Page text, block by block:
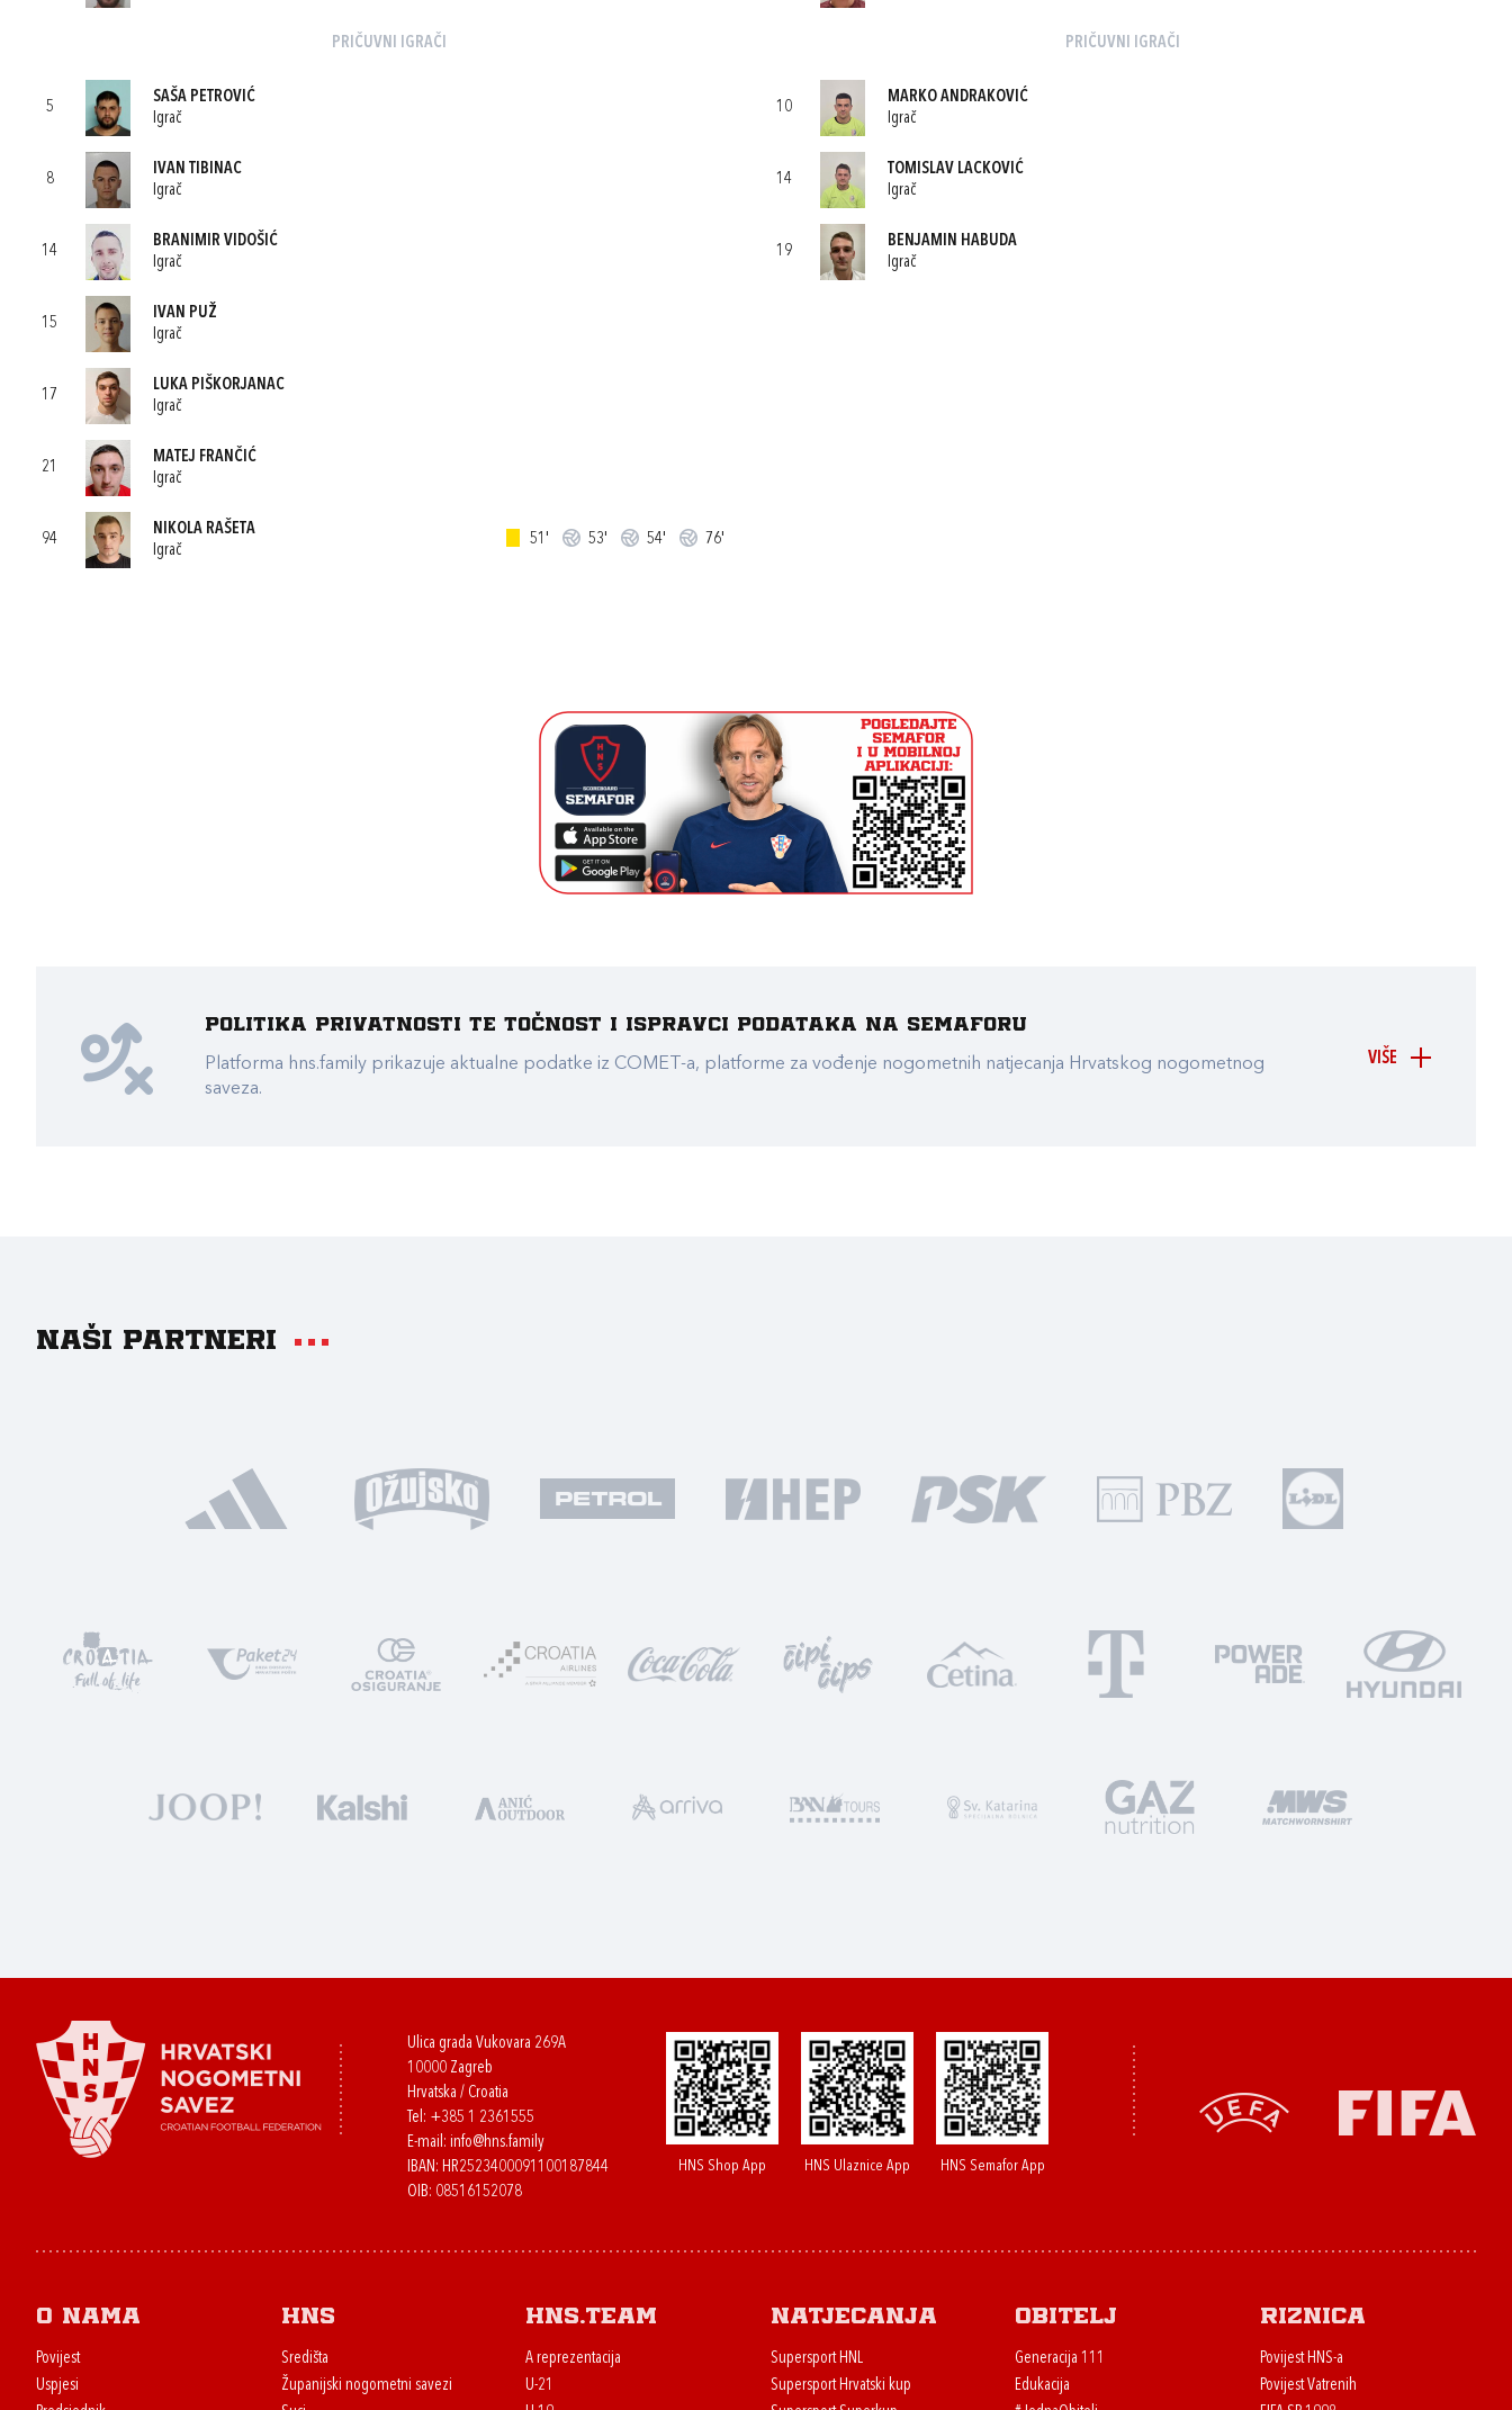
PRIČUVNI IGRAČI
5
SAŠA PETROVIĆ
Igrač
8
IVAN TIBINAC
Igrač
14
BRANIMIR VIDOŠIĆ
Igrač
15
IVAN PUŽ
Igrač
17
LUKA PIŠKORJANAC
Igrač
21
MATEJ FRANČIĆ
Igrač
94
NIKOLA RAŠETA
Igrač
51' 53' 54' 76'
PRIČUVNI IGRAČI
10
MARKO ANDRAKOVIĆ
Igrač
14
TOMISLAV LACKOVIĆ
Igrač
19
BENJAMIN HABUDA
Igrač
VIŠE
Politika privatnosti te točnost i ispravci podataka na Semaforu
Platforma hns.family prikazuje aktualne podatke iz COMET-a, platforme za vođenje nogometnih natjecanja Hrvatskog nogometnog
saveza.
Naši partneri
Ulica grada Vukovara 269A
10000 Zagreb
Hrvatska / Croatia
Tel: +385 1 2361555
E-mail: info@hns.family
IBAN: HR2523400091100187844
OIB: 08516152078
HNS Shop App HNS Ulaznice App HNS Semafor App
O nama
Povijest
Uspjesi
HNS
Središta
Županijski nogometni savezi
HNS.team
A reprezentacija
U-21
Natjecanja
Supersport HNL
Supersport Hrvatski kup
Obitelj
Generacija 111
Edukacija
Riznica
Povijest HNS-a
Povijest Vatrenih